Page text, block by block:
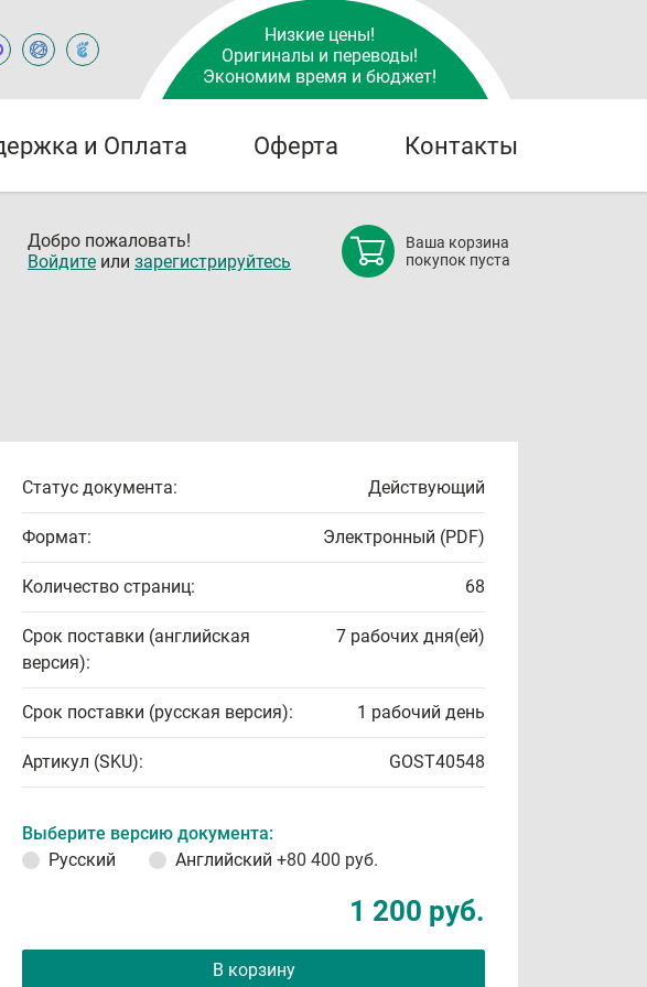
Низкие цены!
Оригиналы и переводы!
Экономим время и бюджет!
и Оплата Оферта Контакты
Добро пожаловать!
Войдите или зарегистрируйтесь
Ваша корзина
покупок пуста
Статус документа: Действующий
Формат: Электронный (PDF)
Количество страниц: 68
Срок поставки (английская
версия):
7 рабочих дня(ей)
Срок поставки (русская версия): 1 рабочий день
Артикул (SKU): GOST40548
Выберите версию документа:
Русский
Английский +80 400 руб.
1 200 руб.
В корзину